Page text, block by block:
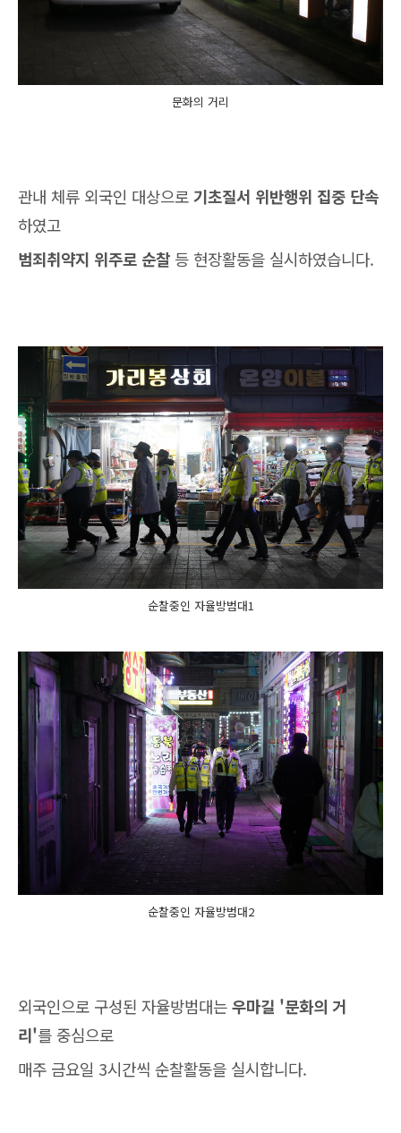
문화의 거리
관내 체류 외국인 대상으로기초질서 위반행위 집중 단속
하였고
범죄취약지 위주로 순찰 등 현장활동을 실시하였습니다.
순찰중인 자율방범대1
순찰중인 자율방범대2
외국인으로 구성된 자율방범대는우마길 '문화의 거
리'를 중심으로
매주 금요일 3시간씩 순찰활동을 실시합니다.